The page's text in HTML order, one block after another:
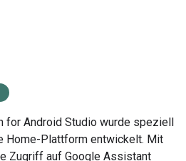
for Android Studio wurde speziell
Home-Plattform entwickelt. Mit
Zugriff auf Google Assistant